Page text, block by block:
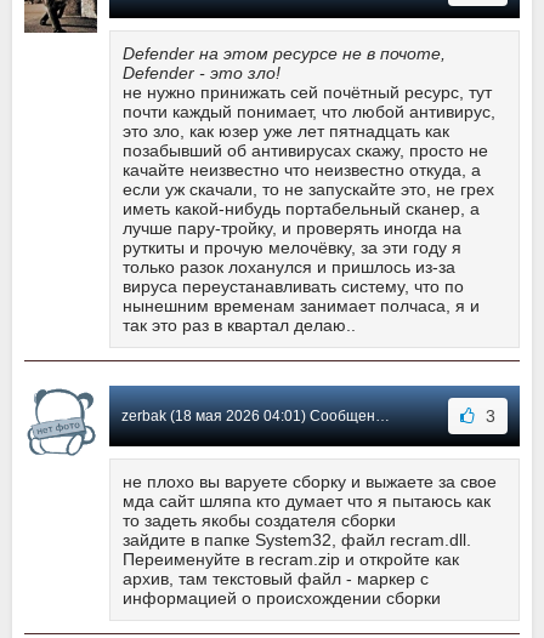
Defender на этом ресурсе не в почоте,
Defender - это зло!
не нужно принижать сей почётный ресурс, тут
почти каждый понимает, что любой антивирус,
это зло, как юзер уже лет пятнадцать как
позабывший об антивирусах скажу, просто не
качайте неизвестно что неизвестно откуда, а
если уж скачали, то не запускайте это, не грех
иметь какой-нибудь портабельный сканер, а
лучше пару-тройку, и проверять иногда на
руткиты и прочую мелочёвку, за эти году я
только разок лоханулся и пришлось из-за
вируса переустанавливать систему, что по
нынешним временам занимает полчаса, я и
так это раз в квартал делаю..
zerbak (18 мая 2026 04:01) Сообщение #12 3
не плохо вы варуете сборку и выжаете за свое
мда сайт шляпа кто думает что я пытаюсь как
то задеть якобы создателя сборки
зайдите в папке System32, файл recram.dll.
Переименуйте в recram.zip и откройте как
архив, там текстовый файл - маркер с
информацией о происхождении сборки